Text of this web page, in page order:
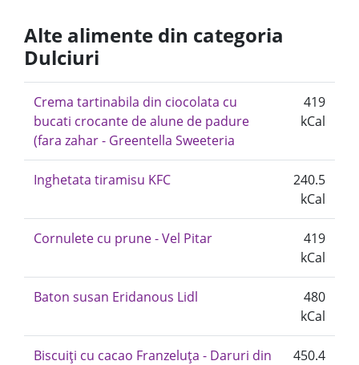
Alte alimente din categoria
Dulciuri
Crema tartinabila din ciocolata cu
bucati crocante de alune de padure
(fara zahar - Greentella Sweeteria
419
kCal
Inghetata tiramisu KFC
240.5
kCal
Cornulete cu prune - Vel Pitar
419
kCal
Baton susan Eridanous Lidl
480
kCal
Biscuiți cu cacao Franzeluța - Daruri din
450.4